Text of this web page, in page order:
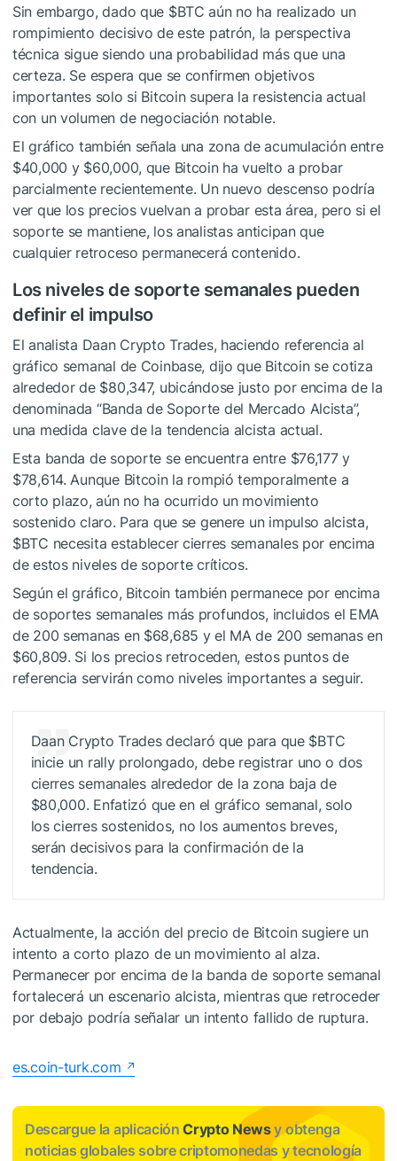
Sin embargo, dado que $BTC aún no ha realizado un
rompimiento decisivo de este patrón, la perspectiva
técnica sigue siendo una probabilidad más que una
certeza. Se espera que se confirmen objetivos
importantes solo si Bitcoin supera la resistencia actual
con un volumen de negociación notable.
El gráfico también señala una zona de acumulación entre
$40,000 y $60,000, que Bitcoin ha vuelto a probar
parcialmente recientemente. Un nuevo descenso podría
ver que los precios vuelvan a probar esta área, pero si el
soporte se mantiene, los analistas anticipan que
cualquier retroceso permanecerá contenido.
Los niveles de soporte semanales pueden
definir el impulso
El analista Daan Crypto Trades, haciendo referencia al
gráfico semanal de Coinbase, dijo que Bitcoin se cotiza
alrededor de $80,347, ubicándose justo por encima de la
denominada “Banda de Soporte del Mercado Alcista”,
una medida clave de la tendencia alcista actual.
Esta banda de soporte se encuentra entre $76,177 y
$78,614. Aunque Bitcoin la rompió temporalmente a
corto plazo, aún no ha ocurrido un movimiento
sostenido claro. Para que se genere un impulso alcista,
$BTC necesita establecer cierres semanales por encima
de estos niveles de soporte críticos.
Según el gráfico, Bitcoin también permanece por encima
de soportes semanales más profundos, incluidos el EMA
de 200 semanas en $68,685 y el MA de 200 semanas en
$60,809. Si los precios retroceden, estos puntos de
referencia servirán como niveles importantes a seguir.
Daan Crypto Trades declaró que para que $BTC
inicie un rally prolongado, debe registrar uno o dos
cierres semanales alrededor de la zona baja de
$80,000. Enfatizó que en el gráfico semanal, solo
los cierres sostenidos, no los aumentos breves,
serán decisivos para la confirmación de la
tendencia.
Actualmente, la acción del precio de Bitcoin sugiere un
intento a corto plazo de un movimiento al alza.
Permanecer por encima de la banda de soporte semanal
fortalecerá un escenario alcista, mientras que retroceder
por debajo podría señalar un intento fallido de ruptura.
es.coin-turk.com
Descargue la aplicaciónCrypto Newsy obtenga
noticias globales sobre criptomonedas y tecnología